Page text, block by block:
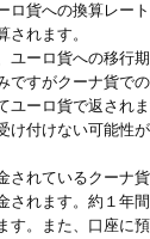
ロ貨への換算レー
されます。
ーロ貨への移行期
すがクーナ貨での
ユーロ貨で返され
け付けない可能性
れているクーナ
されます。約１年
す。また、口座に